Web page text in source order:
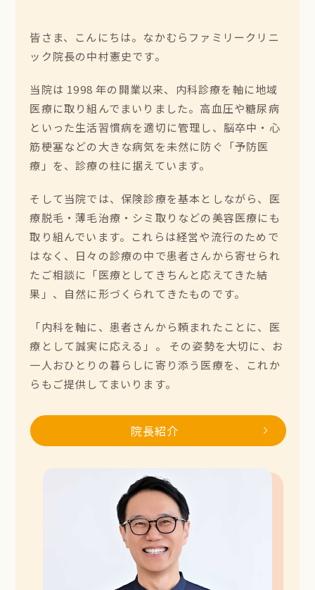
皆さま、こんにちは。なかむらファミリークリニ
ック院長の中村憲史です。
当院は 1998 年の開業以来、内科診療を軸に地域
医療に取り組んでまいりました。高血圧や糖尿病
といった生活習慣病を適切に管理し、脳卒中・心
筋梗塞などの大きな病気を未然に防ぐ「予防医
療」を、診療の柱に据えています。
そして当院では、保険診療を基本としながら、医
療脱毛・薄毛治療・シミ取りなどの美容医療にも
取り組んでいます。これらは経営や流行のためで
はなく、日々の診療の中で患者さんから寄せられ
たご相談に「医療としてきちんと応えてきた結
果」、自然に形づくられてきたものです。
「内科を軸に、患者さんから頼まれたことに、医
療として誠実に応える」。 その姿勢を大切に、お
一人おひとりの暮らしに寄り添う医療を、これか
らもご提供してまいります。
院長紹介